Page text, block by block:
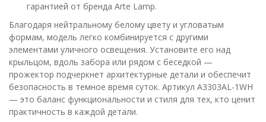
гарантией от бренда Arte Lamp.
Благодаря нейтральному белому цвету и угловатым
формам, модель легко комбинируется с другими
элементами уличного освещения. Установите его над
крыльцом, вдоль забора или рядом с беседкой —
прожектор подчеркнет архитектурные детали и обеспечит
безопасность в темное время суток. Артикул A3303AL-1WH
— это баланс функциональности и стиля для тех, кто ценит
практичность в каждой детали.